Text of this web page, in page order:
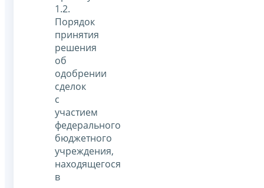
1.2.
Порядок
принятия
решения
об
одобрении
сделок
с
участием
федерального
бюджетного
учреждения,
находящегося
в